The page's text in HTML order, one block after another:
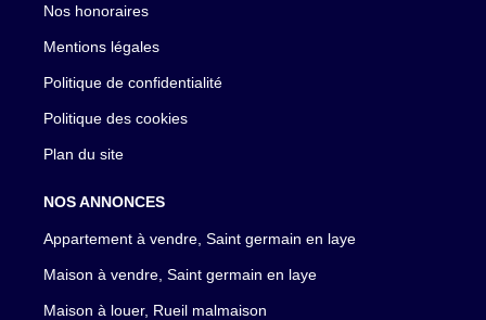
Nos honoraires
Mentions légales
Politique de confidentialité
Politique des cookies
Plan du site
NOS ANNONCES
Appartement à vendre, Saint germain en laye
Maison à vendre, Saint germain en laye
Maison à louer, Rueil malmaison